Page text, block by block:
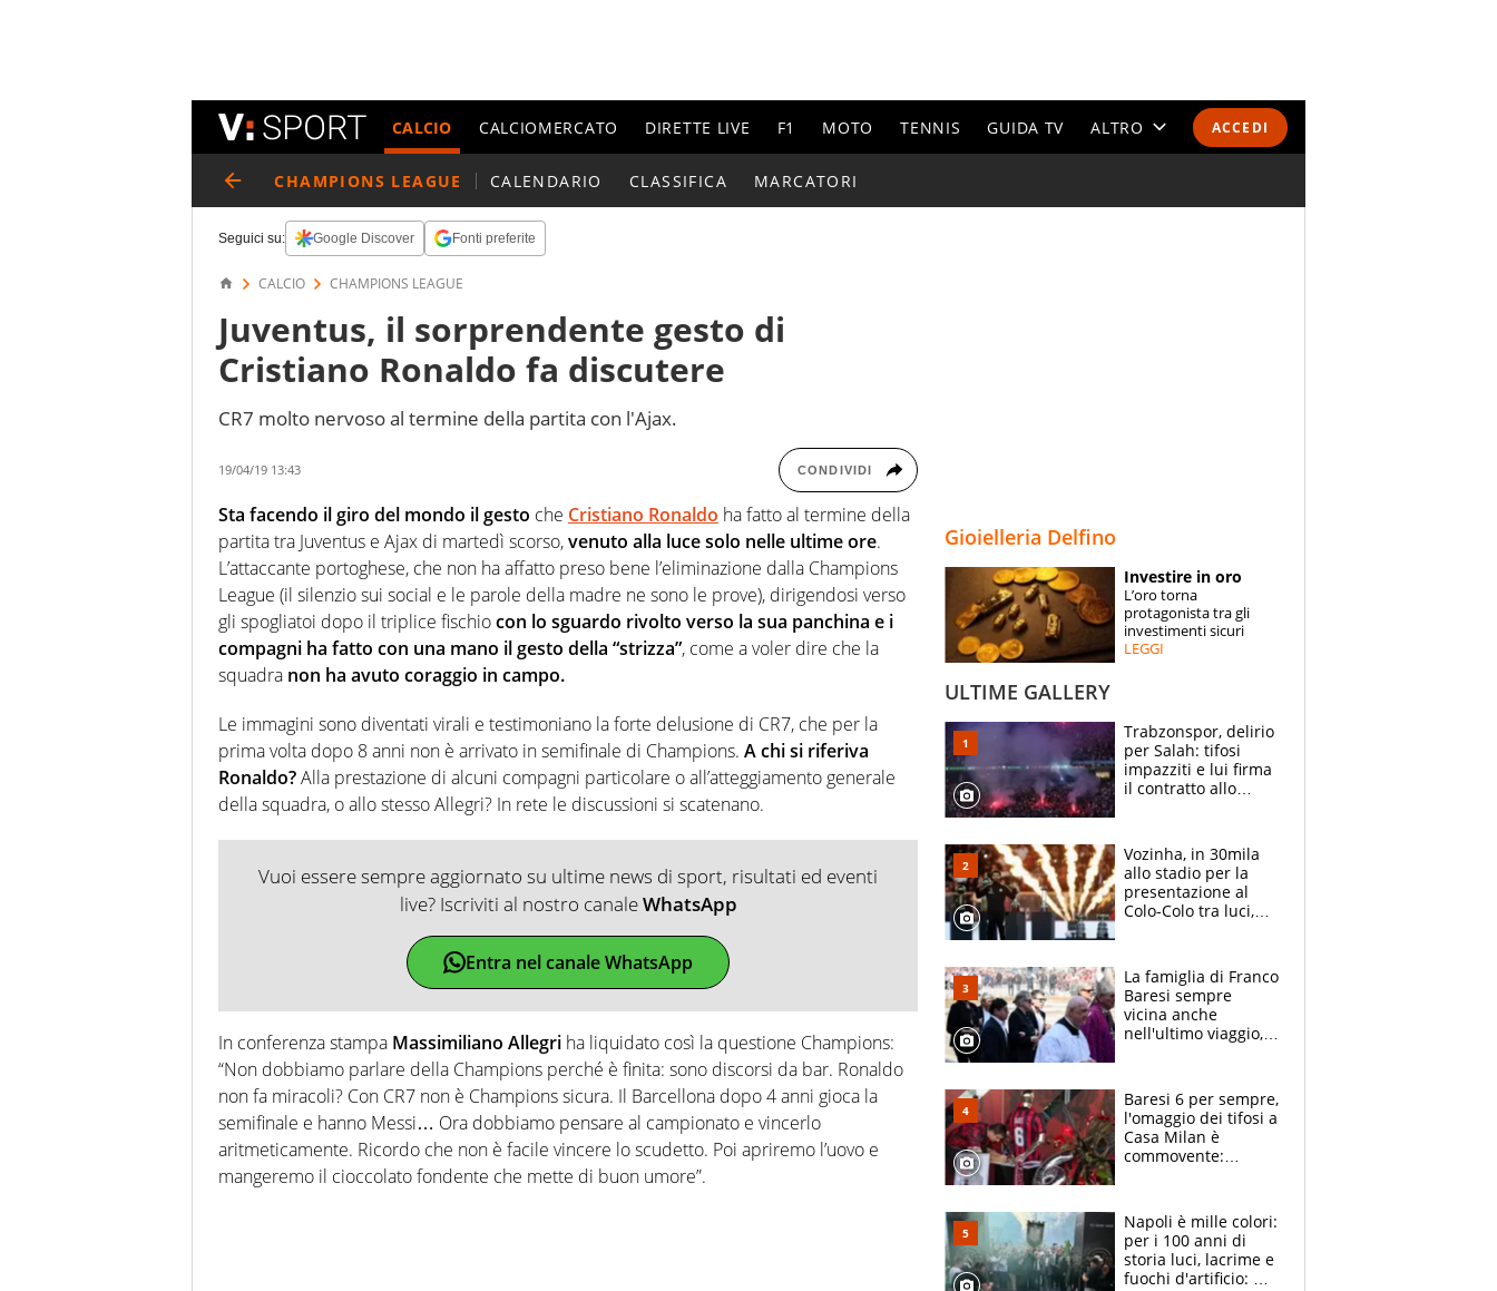
ACCEDI
CALCIO CALCIOMERCATO DIRETTE LIVE F1 MOTO TENNIS GUIDA TV ALTRO
ESPERTI
CONTATTI
CHAMPIONS LEAGUE CALENDARIO CLASSIFICA MARCATORI
Seguici su: Google Discover Fonti preferite
CALCIO CHAMPIONS LEAGUE
Juventus, il sorprendente gesto di
Cristiano Ronaldo fa discutere
CR7 molto nervoso al termine della partita con l'Ajax.
19/04/19 13:43 CONDIVIDI
Sta facendo il giro del mondo il gesto che Cristiano Ronaldo ha fatto al termine della
partita tra Juventus e Ajax di martedì scorso,venuto alla luce solo nelle ultime ore.
L’attaccante portoghese, che non ha affatto preso bene l’eliminazione dalla Champions
League (il silenzio sui social e le parole della madre ne sono le prove), dirigendosi verso
gli spogliatoi dopo il triplice fischiocon lo sguardo rivolto verso la sua panchina e i
compagni ha fatto con una mano il gesto della “strizza”, come a voler dire che la
squadra non ha avuto coraggio in campo.
Le immagini sono diventati virali e testimoniano la forte delusione di CR7, che per la
prima volta dopo 8 anni non è arrivato in semifinale di Champions. A chi si riferiva
Ronaldo?Alla prestazione di alcuni compagni particolare o all’atteggiamento generale
della squadra, o allo stesso Allegri? In rete le discussioni si scatenano.
Vuoi essere sempre aggiornato su ultime news di sport, risultati ed eventi
live? Iscriviti al nostro canaleWhatsApp
Entra nel canale WhatsApp
In conferenza stampa Massimiliano Allegri ha liquidato così la questione Champions:
“Non dobbiamo parlare della Champions perché è finita: sono discorsi da bar. Ronaldo
non fa miracoli? Con CR7 non è Champions sicura. Il Barcellona dopo 4 anni gioca la
semifinale e hanno Messi… Ora dobbiamo pensare al campionato e vincerlo
aritmeticamente. Ricordo che non è facile vincere lo scudetto. Poi apriremo l’uovo e
mangeremo il cioccolato fondente che mette di buon umore”.
Gioielleria Delfino
Investire in oro
L’oro torna
protagonista tra gli
investimenti sicuri
LEGGI
ULTIME GALLERY
Trabzonspor, delirio
per Salah: tifosi
impazziti e lui firma
il contratto allo
Vozinha, in 30mila
allo stadio per la
presentazione al
Colo-Colo tra luci,
La famiglia di Franco
Baresi sempre
vicina anche
nell'ultimo viaggio,
circondati
dall'affetto dei tifosi
Baresi 6 per sempre,
l'omaggio dei tifosi a
Casa Milan è
commovente:
bigliettini
Napoli è mille colori:
per i 100 anni di
storia luci, lacrime e
fuochi d'artificio: De